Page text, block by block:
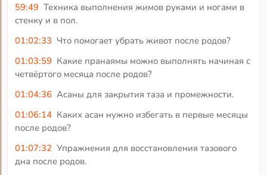
59:49 Техника выполнения жимов руками и ногами в
стенку и в пол.
01:02:33 Что помогает убрать живот после родов?
01:03:59 Какие пранаямы можно выполнять начиная с
четвёртого месяца после родов?
01:04:36 Асаны для закрытия таза и промежности.
01:06:14 Каких асан нужно избегать в первые месяцы
после родов?
01:07:32 Упражнения для восстановления тазового
дна после родов.